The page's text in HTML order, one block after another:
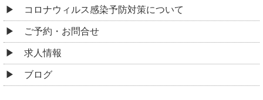
コロナウィルス感染予防対策について
ご予約・お問合せ
求人情報
ブログ